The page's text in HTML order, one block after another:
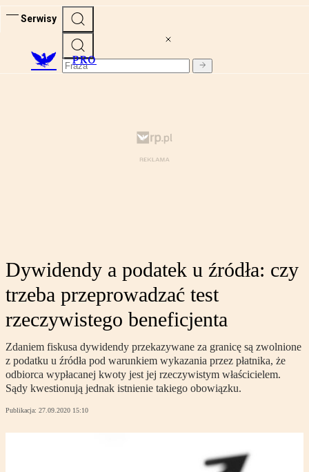
Serwisy
PRO
Dywidendy a podatek u źródła: czy
trzeba przeprowadzać test
rzeczywistego beneficjenta
Zdaniem fiskusa dywidendy przekazywane za granicę są zwolnione
z podatku u źródła pod warunkiem wykazania przez płatnika, że
odbiorca wypłacanej kwoty jest jej rzeczywistym właścicielem.
Sądy kwestionują jednak istnienie takiego obowiązku.
Publikacja: 27.09.2020 15:10